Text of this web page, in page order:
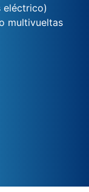
eléctrico)
multivueltas